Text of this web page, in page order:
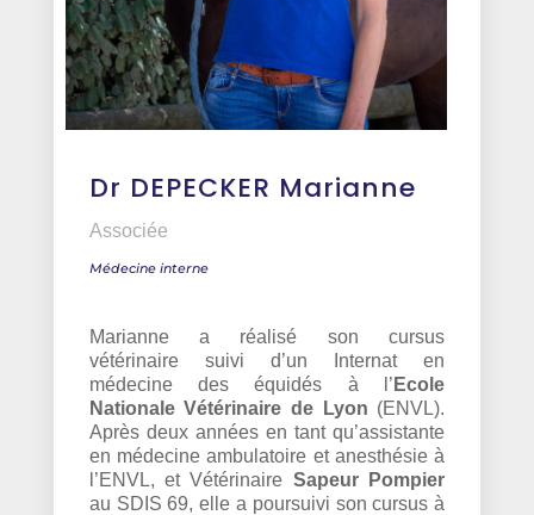
Dr DEPECKER Marianne
Associée
Médecine interne
Marianne a réalisé son cursus
vétérinaire suivi d’un Internat en
médecine des équidés à l’ Ecole
Nationale Vétérinaire de Lyon (ENVL).
Après deux années en tant qu’assistante
en médecine ambulatoire et anesthésie à
l’ENVL, et Vétérinaire Sapeur Pompier
au SDIS 69, elle a poursuivi son cursus à